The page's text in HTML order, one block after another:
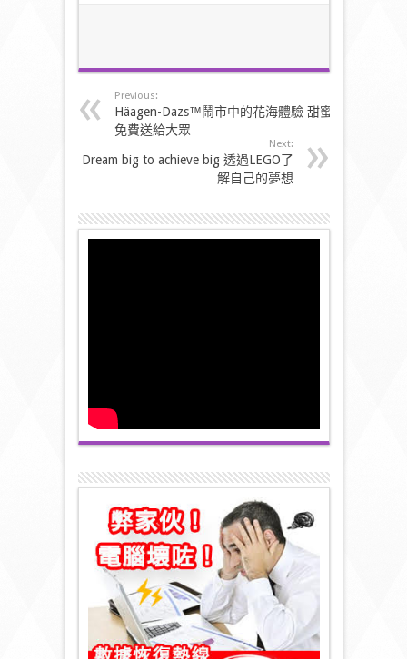
Previous:
Häagen-Dazs™鬧市中的花海體驗 甜蜜
免費送給大眾
Next:
Dream big to achieve big 透過LEGO了
解自己的夢想